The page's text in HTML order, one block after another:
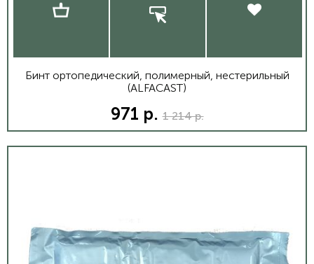
Бинт ортопедический, полимерный, нестерильный
(ALFACAST)
971 р.1 214 р.